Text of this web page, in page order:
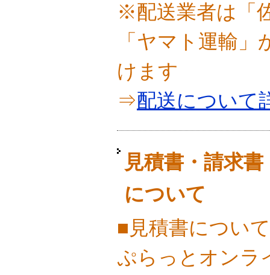
※配送業者は「
「ヤマト運輸
けます
⇒配送について
見積書・請求
について
■見積書について
ぷらっとオンラ